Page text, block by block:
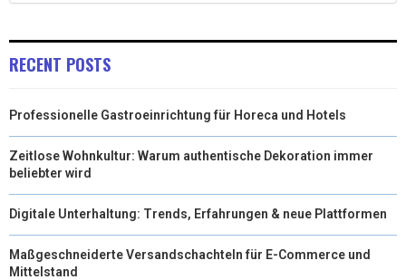
)
RECENT POSTS
Professionelle Gastroeinrichtung für Horeca und Hotels
Zeitlose Wohnkultur: Warum authentische Dekoration immer
beliebter wird
Digitale Unterhaltung: Trends, Erfahrungen & neue Plattformen
Maßgeschneiderte Versandschachteln für E-Commerce und
Mittelstand